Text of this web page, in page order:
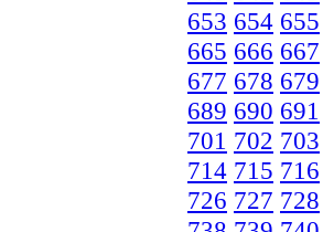
653 654 655
665 666 667
677 678 679
689 690 691
701 702 703
714 715 716
726 727 728